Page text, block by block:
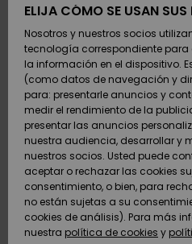
Surf
Snow
Surf
Snow
Snow
SURF
SNOW
Snow
Tienda
Snow
DOBLE
PROMO
Outlet
Mujer
AYUDA &
CONTACTO
Pago
Tarjeta de
regalo
Quiksilver
Freedom
Protección
datos
personales
ELIJA CÓMO SE USAN
Nosotros y nuestros socios
tecnología correspondiente
la información en el dispositivo.
(como datos de navegación y
para: presentarle anuncios y
medir el rendimiento de la
presentar las anuncios
nuestra audiencia, desarrollar y
nuestros socios. Usted puede
aceptar o rechazar las cookies
consentimiento, o bien, para
no están sujetas a su
cookies de análisis). Para más
nuestra política de cookies y